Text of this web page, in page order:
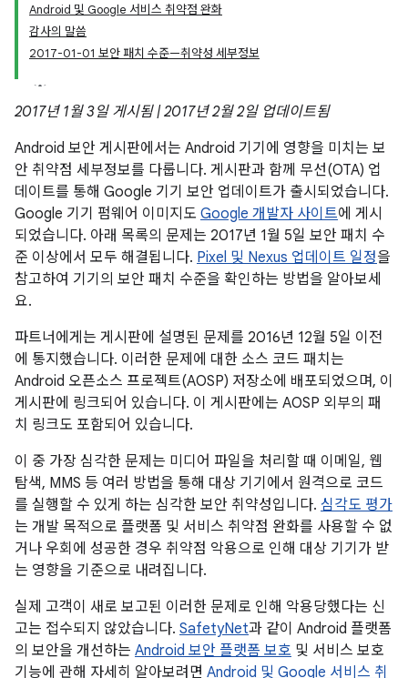
Android 및 Google 서비스 취약점 완화
감사의 말씀
2017-01-01 보안 패치 수준—취약성 세부정보
2017년 1월 3일 게시됨 | 2017년 2월 2일 업데이트됨
Android 보안 게시판에서는 Android 기기에 영향을 미치는 보
안 취약점 세부정보를 다룹니다. 게시판과 함께 무선(OTA) 업
데이트를 통해 Google 기기 보안 업데이트가 출시되었습니다.
Google 기기 펌웨어 이미지도 Google 개발자 사이트에 게시
되었습니다. 아래 목록의 문제는 2017년 1월 5일 보안 패치 수
준 이상에서 모두 해결됩니다. Pixel 및 Nexus 업데이트 일정을
참고하여 기기의 보안 패치 수준을 확인하는 방법을 알아보세
요.
파트너에게는 게시판에 설명된 문제를 2016년 12월 5일 이전
에 통지했습니다. 이러한 문제에 대한 소스 코드 패치는
Android 오픈소스 프로젝트(AOSP) 저장소에 배포되었으며, 이
게시판에 링크되어 있습니다. 이 게시판에는 AOSP 외부의 패
치 링크도 포함되어 있습니다.
이 중 가장 심각한 문제는 미디어 파일을 처리할 때 이메일, 웹
탐색, MMS 등 여러 방법을 통해 대상 기기에서 원격으로 코드
를 실행할 수 있게 하는 심각한 보안 취약성입니다. 심각도 평가
는 개발 목적으로 플랫폼 및 서비스 취약점 완화를 사용할 수 없
거나 우회에 성공한 경우 취약점 악용으로 인해 대상 기기가 받
는 영향을 기준으로 내려집니다.
실제 고객이 새로 보고된 이러한 문제로 인해 악용당했다는 신
고는 접수되지 않았습니다. SafetyNet과 같이 Android 플랫폼
의 보안을 개선하는 Android 보안 플랫폼 보호 및 서비스 보호
기능에 관해 자세히 알아보려면 Android 및 Google 서비스 취